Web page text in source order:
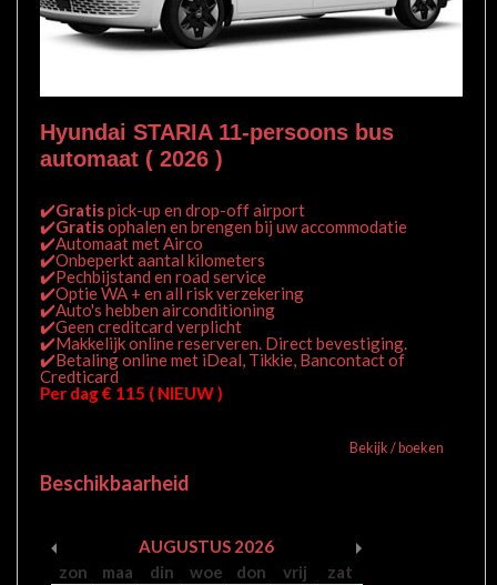
Hyundai STARIA 11-persoons bus
automaat ( 2026 )
✔️Gratispick-up en drop-off airport
✔️Gratisophalen en brengen bij uw accommodatie
✔️Automaat met Airco
✔️Onbeperkt aantal kilometers
✔️Pechbijstand en road service
✔️Optie WA + en all risk verzekering
✔️Auto's hebben airconditioning
✔️Geen creditcard verplicht
✔️Makkelijk online reserveren. Direct bevestiging.
✔️Betaling online met iDeal, Tikkie, Bancontact of
Credticard
Per dag € 115 ( NIEUW )
Bekijk / boeken
Beschikbaarheid
AUGUSTUS 2026
zon
maa din woe don vrij
zat